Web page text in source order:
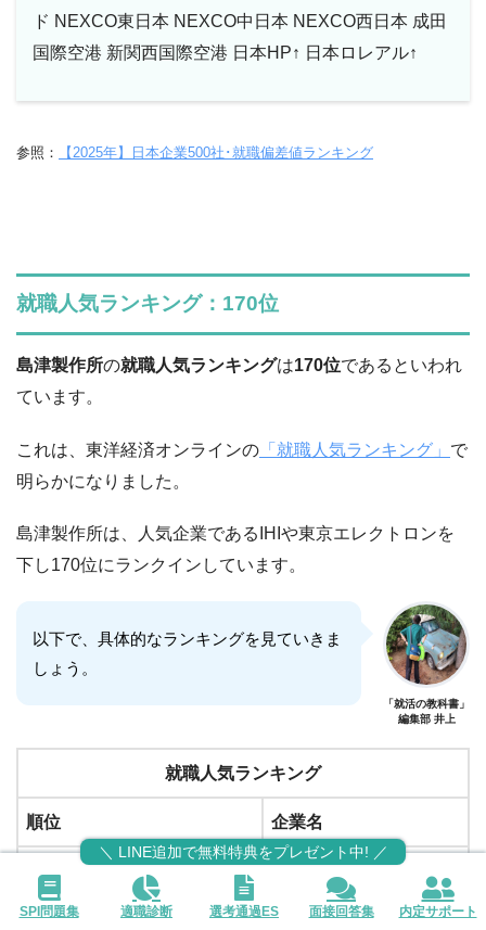
ド NEXCO東日本 NEXCO中日本 NEXCO西日本 成田
国際空港 新関西国際空港 日本HP↑ 日本ロレアル↑
参照： 【2025年】日本企業500社･就職偏差値ランキング
就職人気ランキング：170位
島津製作所の就職人気ランキングは170位であるといわれ
ています。
これは、東洋経済オンラインの 「就職人気ランキング」 で
明らかになりました。
島津製作所は、人気企業であるIHIや東京エレクトロンを
下し170位にランクインしています。
以下で、具体的なランキングを見ていきま
しょう。
「就活の教科書」
編集部 井上
就職人気ランキング
順位 企業名
165 日鉄ソリューションズ
166 竹中工務店
SPI問題集 適職診断 選考通過ES 面接回答集 内定サポート
＼ LINE追加で無料特典をプレゼント中! ／